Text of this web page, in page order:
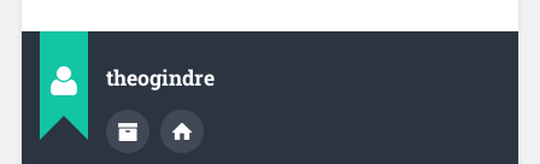
theogindre